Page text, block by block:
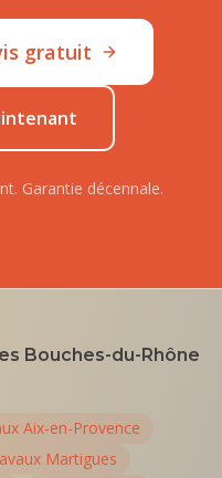
gratuit
Garantie décennale.
Bouches-du-Rhône
Aix-en-Provence
Martigues